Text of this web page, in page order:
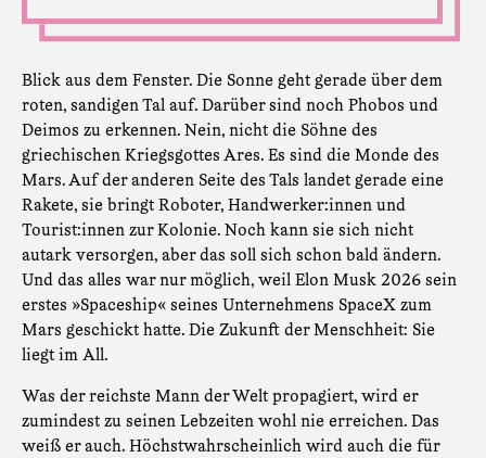
Blick aus dem Fenster. Die Sonne geht gerade über dem
roten, sandigen Tal auf. Darüber sind noch Phobos und
Deimos zu erkennen. Nein, nicht die Söhne des
griechischen Kriegsgottes Ares. Es sind die Monde des
Mars. Auf der anderen Seite des Tals landet gerade eine
Rakete, sie bringt Roboter, Handwerker:innen und
Tourist:innen zur Kolonie. Noch kann sie sich nicht
autark versorgen, aber das soll sich schon bald ändern.
Und das alles war nur möglich, weil Elon Musk 2026 sein
erstes »Spaceship« seines Unternehmens SpaceX zum
Mars geschickt hatte. Die Zukunft der Menschheit: Sie
liegt im All.
Was der reichste Mann der Welt propagiert, wird er
zumindest zu seinen Lebzeiten wohl nie erreichen. Das
weiß er auch. Höchstwahrscheinlich wird auch die für